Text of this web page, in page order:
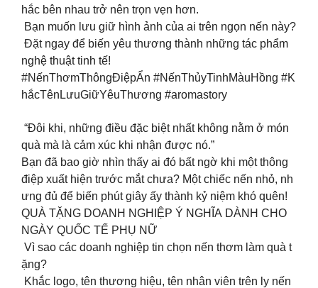
hắc bên nhau trở nên trọn vẹn hơn.
Bạn muốn lưu giữ hình ảnh của ai trên ngọn nến này?
Đặt ngay để biến yêu thương thành những tác phẩm
nghệ thuật tinh tế!
#NếnThơmThôngĐiệpẨn #NếnThủyTinhMàuHồng #K
hắcTênLưuGiữYêuThương #aromastory
“Đôi khi, những điều đặc biệt nhất không nằm ở món
quà mà là cảm xúc khi nhận được nó.”
Bạn đã bao giờ nhìn thấy ai đó bất ngờ khi một thông
điệp xuất hiện trước mắt chưa? Một chiếc nến nhỏ, nh
ưng đủ để biến phút giây ấy thành kỷ niệm khó quên!
QUÀ TẶNG DOANH NGHIỆP Ý NGHĨA DÀNH CHO
NGÀY QUỐC TẾ PHỤ NỮ
Vì sao các doanh nghiệp tin chọn nến thơm làm quà t
ặng?
Khắc logo, tên thương hiệu, tên nhân viên trên ly nến